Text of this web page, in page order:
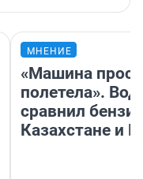
МНЕНИЕ
«Машина
полетела».
сравнил
Казахстане и